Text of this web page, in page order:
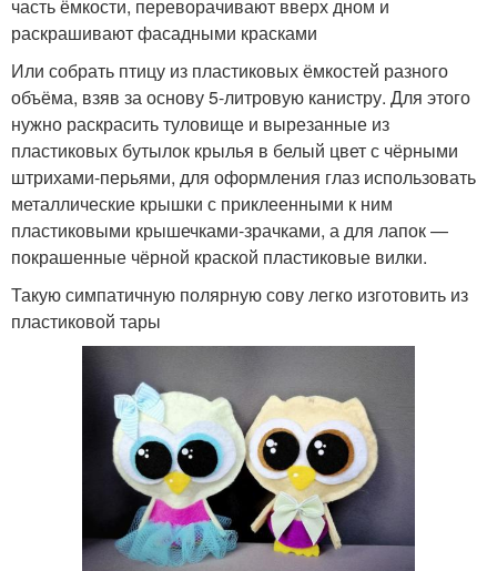
часть ёмкости, переворачивают вверх дном и
раскрашивают фасадными красками
Или собрать птицу из пластиковых ёмкостей разного
объёма, взяв за основу 5-литровую канистру. Для этого
нужно раскрасить туловище и вырезанные из
пластиковых бутылок крылья в белый цвет с чёрными
штрихами-перьями, для оформления глаз использовать
металлические крышки с приклеенными к ним
пластиковыми крышечками-зрачками, а для лапок —
покрашенные чёрной краской пластиковые вилки.
Такую симпатичную полярную сову легко изготовить из
пластиковой тары